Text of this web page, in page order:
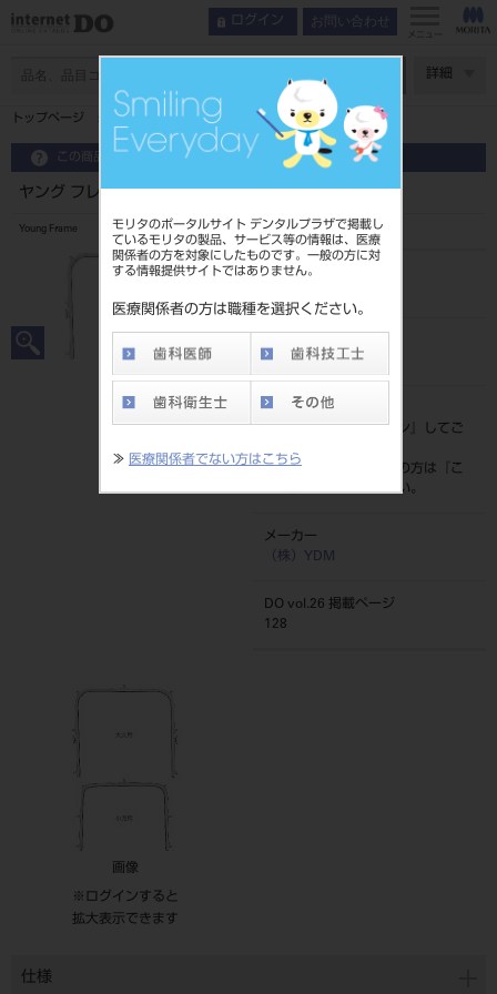
モリタのポータルサイト デンタルプラザで掲載し
ているモリタの製品、サービス等の情報は、医療
関係者の方を対象にしたものです。一般の方に対
する情報提供サイトではありません。
医療関係者の方は職種を選択ください。
≫ 医療関係者でない方はこちら
ログイン お問い合わせ
メニュー
詳細
トップページ ヤング フレーム 大人用
この商品に関するお問い合わせ
ヤング フレーム 大人用
Young Frame
品目コード
4963931081011
標準価格
価格の確認は『ログイン
』してご
ネット会員登録がまだの方は『
こ
ちら』より登録ください。
メーカー
（株）YDM
DO vol.26 掲載ページ
128
画像
※ログインすると
拡大表示できます
仕様